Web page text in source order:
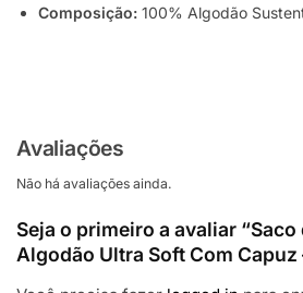
Composição: 100% Algodão
Avaliações
Não há avaliações ainda.
Seja o primeiro a avaliar
Algodão Ultra Soft Com Capuz